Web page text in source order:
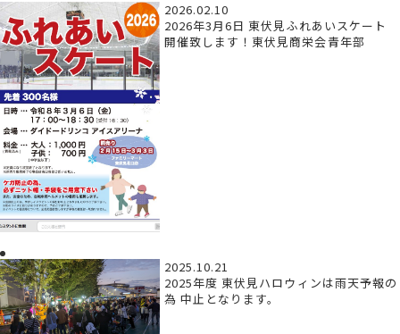
2026.02.10
2026年3月6日 東伏見ふれあいスケート
開催致します！東伏見商栄会青年部
2025.10.21
2025年度 東伏見ハロウィンは雨天予報の
為 中止となります。